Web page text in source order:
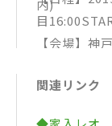
a boy /
曲順未定
＜CD＞
内)
目
【会場】神
関連リンク